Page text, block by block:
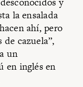
la ensalada
ahí, pero
cazuela”,
un
en inglés en